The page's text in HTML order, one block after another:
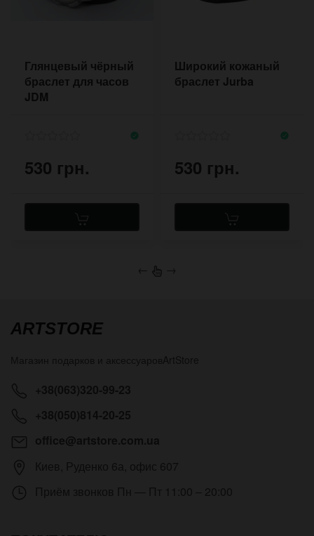
Глянцевый чёрный
браслет для часов
JDM
530 грн.
Широкий кожаный
браслет Jurba
530 грн.
← →
ARTSTORE